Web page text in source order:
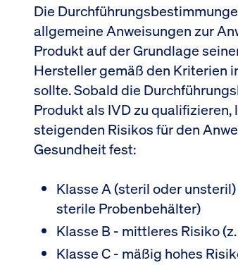
Die
allgemeine Anweisungen zur
Produkt auf der Grundlage
Hersteller gemäß den Kriterien
sollte. Sobald die
Produkt als IVD zu
steigenden Risikos für den
Gesundheit fest:
Klasse A (steril oder
sterile Probenbehälter)
Klasse B - mittleres Risiko
Klasse C - mäßig hohes